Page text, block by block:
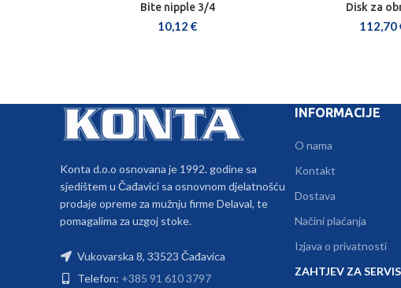
DODAJ U KOŠARICU
Bite nipple 3/4
10,12 €
Disk za
112,70
Konta d.o.o osnovana je 1992. godine sa
sjedištem u Čađavici sa osnovnom djelatnošću
prodaje opreme za mužnju firme Delaval, te
pomagalima za uzgoj stoke.
Vukovarska 8, 33523 Čađavica
Telefon: +385 91 610 3797
INFORMACIJE
O nama
Kontakt
Dostava
Načini plaćanja
Izjava o privatnosti
ZAHTJEV ZA SERVIS